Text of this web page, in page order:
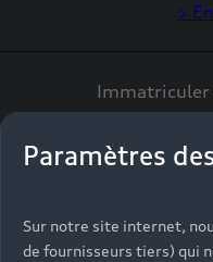
>
Immatriculer
>
Autres
Paramètres
Sur notre site internet,
de fournisseurs tiers) qui